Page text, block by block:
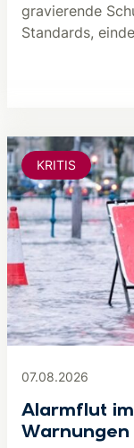
gravierende
Standards,
07.08.2026
Alarmflut
KRITIS